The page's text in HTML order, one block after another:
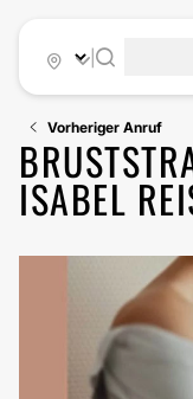
Vorheriger Anruf
ISABEL